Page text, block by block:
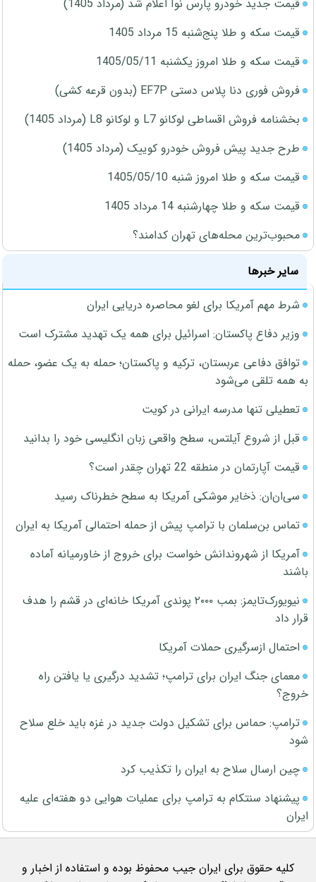
قیمت جدید خودرو پارس نوآ اعلام شد (مرداد 1405)
قیمت سکه و طلا پنج‌شنبه 15 مرداد 1405
قیمت سکه و طلا امروز یکشنبه 1405/05/11
فروش فوری دنا پلاس دستی EF7P (بدون قرعه کشی)
بخشنامه فروش اقساطی لوکانو L7 و لوکانو L8 (مرداد 1405)
طرح جدید پیش فروش خودرو کوییک (مرداد 1405)
قیمت سکه و طلا امروز شنبه 1405/05/10
قیمت سکه و طلا چهارشنبه 14 مرداد 1405
محبوب‌ترین محله‌های تهران کدامند؟
سایر خبرها
شرط مهم آمریکا برای لغو محاصره دریایی ایران
وزیر دفاع پاکستان: اسرائیل برای همه یک تهدید مشترک است
توافق دفاعی عربستان، ترکیه و پاکستان؛ حمله به یک عضو، حمله
به همه تلقی می‌شود
تعطیلی تنها مدرسه ایرانی در کویت
قبل از شروع آیلتس، سطح واقعی زبان انگلیسی خود را بدانید
قیمت آپارتمان در منطقه 22 تهران چقدر است؟
سی‌ان‌ان: ذخایر موشکی آمریکا به سطح خطرناک رسید
تماس بن‌سلمان با ترامپ پیش از حمله احتمالی آمریکا به ایران
آمریکا از شهروندانش خواست برای خروج از خاورمیانه آماده
باشند
نیویورک‌تایمز: بمب ۲۰۰۰ پوندی آمریکا خانه‌ای در قشم را هدف
قرار داد
احتمال ازسرگیری حملات آمریکا
معمای جنگ ایران برای ترامپ؛ تشدید درگیری یا یافتن راه
خروج؟
ترامپ: حماس برای تشکیل دولت جدید در غزه باید خلع سلاح
شود
چین ارسال سلاح به ایران را تکذیب کرد
پیشنهاد سنتکام به ترامپ برای عملیات هوایی دو هفته‌ای علیه
ایران
کلیه حقوق برای ایران جیب محفوظ بوده و استفاده از اخبار و